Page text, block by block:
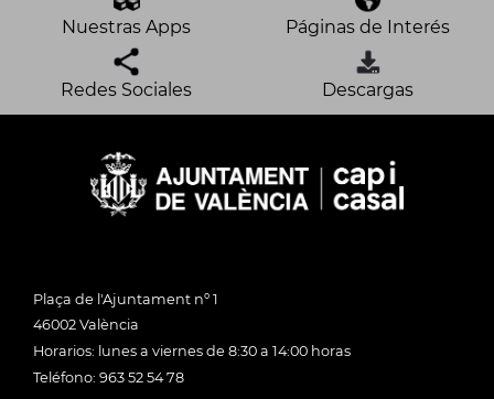
Nuestras Apps Páginas de Interés
Redes Sociales Descargas
Plaça de l'Ajuntament nº 1
46002 València
Horarios: lunes a viernes de 8:30 a 14:00 horas
Teléfono: 963 52 54 78